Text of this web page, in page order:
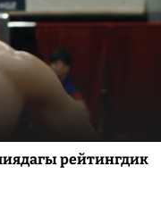
рейтингдик